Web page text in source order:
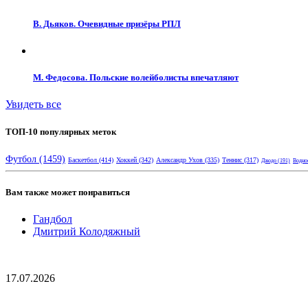
В. Дьяков. Очевидные призёры РПЛ
М. Федосова. Польские волейболисты впечатляют
Увидеть все
ТОП-10 популярных меток
Футбол (1459) Баскетбол (414) Хоккей (342) Александр Ухов (335) Теннис (317) Дзюдо (191)
Вам также может понравиться
Гандбол
Дмитрий Колодяжный
17.07.2026